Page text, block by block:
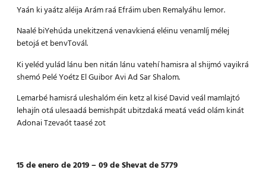
Yaán ki yaátz aléija Arám raá Efráim uben Remalyáhu lemor.
Naalé biYehúda unekitzená venavkiená eléinu venamlíj mélej
betojá et benvTovál.
Ki yeléd yulád lánu ben nitán lánu vatehí hamisra al shijmó vayikrá
shemó Pelé Yoétz El Guibor Avi Ad Sar Shalom.
Lemarbé hamisrá uleshalóm éin ketz al kisé David veál mamlajtó
lehajín otá ulesaadá bemishpát ubitzdaká meatá veád olám kinát
Adonai Tzevaót taasé zot
15 de enero de 2019 – 09 de Shevat de 5779